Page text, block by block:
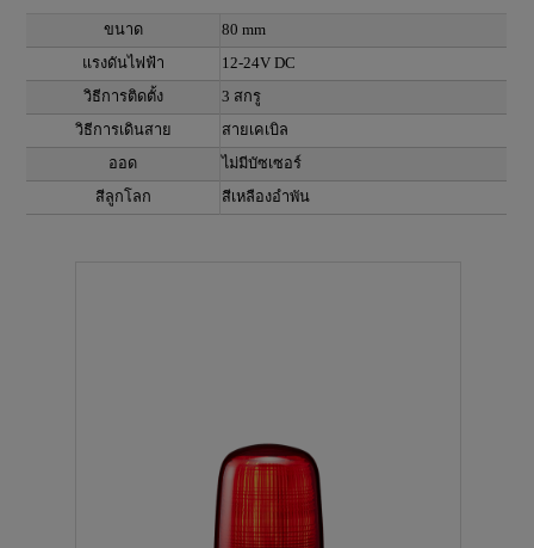
ขนาด
80 mm
แรงดันไฟฟ้า
12-24V DC
วิธีการติดตั้ง
3 สกรู
วิธีการเดินสาย
สายเคเบิล
ออด
ไม่มีบัซเซอร์
สีลูกโลก
สีเหลืองอำพัน